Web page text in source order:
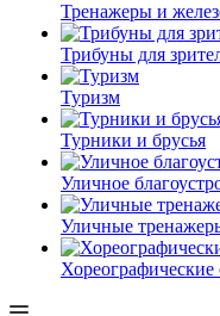
Тренажеры и
Трибуны для
Туризм
Турники и брусья
Уличное
Уличные
Хореографические